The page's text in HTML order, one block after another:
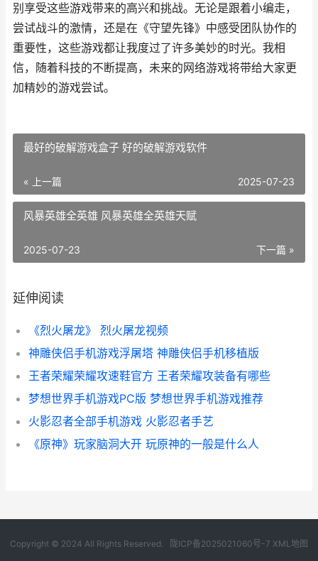
别享受这些游戏带来的高兴和挑战。无论是跟着小编走，
尝试战斗的激情，还是在《守望先锋》中感受团队协作的
重要性，这些游戏都让我度过了许多美妙的时光。我相
信，随着科技的不断提高，未来的网络游戏将带给大家更
加精妙的游戏尝试。
最好的破解游戏盒子 好的破解游戏软件
« 上一篇 2025-07-23
风暴英雄全英雄 风暴英雄全英雄天赋
下一篇 »
2025-07-23
延伸阅读
《烈火屠龙》 烈火屠龙视频
神雕侠侣手机游戏浮屠塔 神雕侠侣手机移植版
王者荣耀荣耀攻速鞋官方 王者荣耀攻装备有哪些
梦想世界手机游戏PC版 梦想世界手机游戏推荐
火影忍者全部手机游戏 火影忍者手艺
《原神》玩家脑洞大开 玩原神的一般是什么人
Copyright © 2024 All Rights Reserved. 陇ICP备2025021060号-7 XML地图